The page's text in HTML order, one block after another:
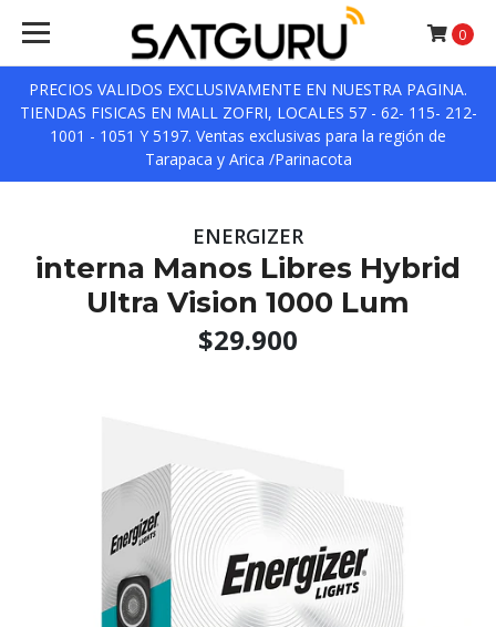
PRECIOS VALIDOS EXCLUSIVAMENTE EN NUESTRA PAGINA.
TIENDAS FISICAS EN MALL ZOFRI, LOCALES 57 - 62- 115- 212-
1001 - 1051 Y 5197. Ventas exclusivas para la región de
Tarapaca y Arica /Parinacota
0
ENERGIZER
interna Manos Libres Hybrid
Ultra Vision 1000 Lum
$29.900